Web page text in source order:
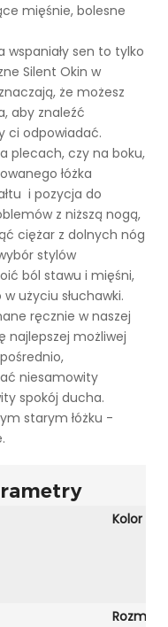
mięśnie, bolesne
sen to tylko
Silent Okin w
że możesz
aby znaleźć
ci odpowiadać.
plecach, czy na boku,
łóżka
i pozycja do
z niższą nogą,
ciężar z dolnych nóg
stylów
ból stawu i mięśni,
użyciu słuchawki.
ręcznie w naszej
najlepszej możliwej
niesamowity
spokój ducha.
starym łóżku -
Kolor
Rozmiar